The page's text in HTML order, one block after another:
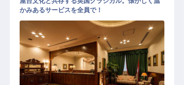
かみあるサービスを全員で！